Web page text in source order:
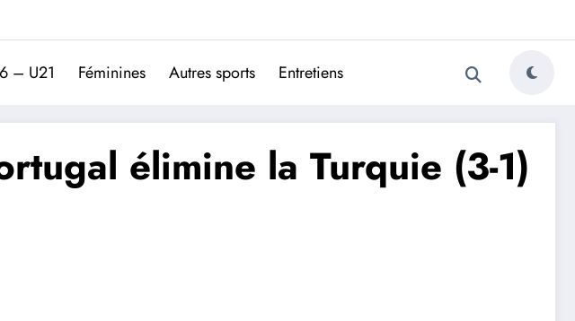
du football portugais
– U21 Féminines Autres sports Entretiens
élimine la Turquie (3-1)